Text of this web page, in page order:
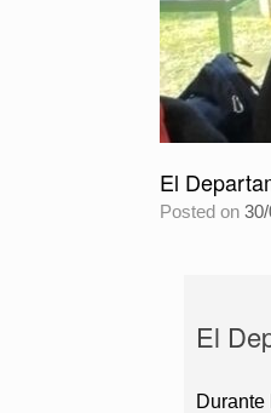
El
Posted on
El